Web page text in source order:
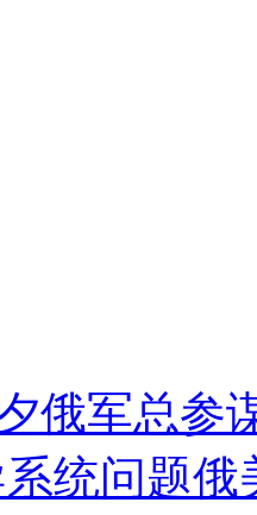
俄军总参
统问题俄